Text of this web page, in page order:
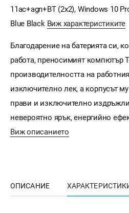
11ac+agn+BT (2x2), Windows 10
Blue Black Виж характеристиките
Благодарение на батерията си,
работа, преносимият компютър
производителността на
изключително лек, а корпусът
прави и изключително
невероятно ярък, енергийно
Виж описанието
ОПИСАНИЕ